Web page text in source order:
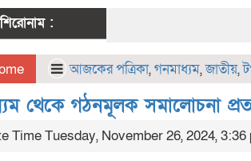
:
আজকের পত্রিকা,গনমাধ্যম,জাতীয়,
থেকে গঠনমূলক সমালোচনা
Time Tuesday, November 26, 2024, 3:36